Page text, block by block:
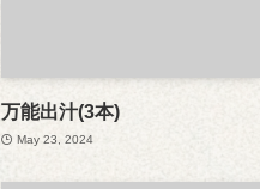
万能出汁(3本)
May 23, 2024